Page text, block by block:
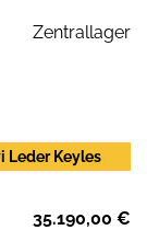
Zentrallager
Leder Keyles
35.190,00 €